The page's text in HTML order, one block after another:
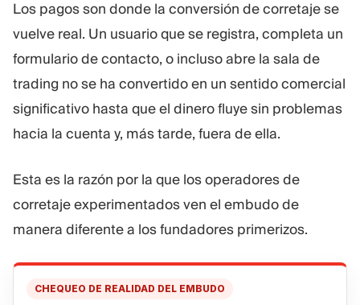
Los pagos son donde la conversión de corretaje se
vuelve real. Un usuario que se registra, completa un
formulario de contacto, o incluso abre la sala de
trading no se ha convertido en un sentido comercial
significativo hasta que el dinero fluye sin problemas
hacia la cuenta y, más tarde, fuera de ella.
Esta es la razón por la que los operadores de
corretaje experimentados ven el embudo de
manera diferente a los fundadores primerizos.
CHEQUEO DE REALIDAD DEL EMBUDO
Plataforma De Trading
Guía de marketing
Blog
Glosario
Calculadora
Plan de negocio
Sobre Nosotros
Eventos
Noticias de la empresa
Carreras
SÍGUENOS